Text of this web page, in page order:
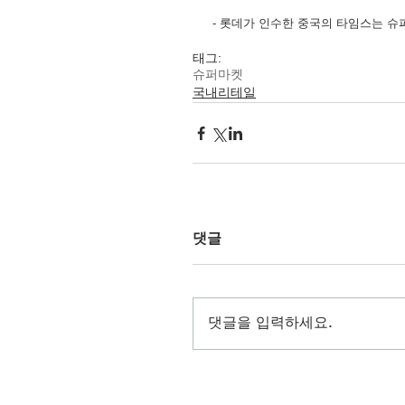
- 롯데가 인수한 중국의 타임스는 슈
태그:
슈퍼마켓
국내리테일
댓글
댓글을 입력하세요.